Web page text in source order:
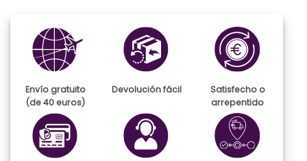
Envío gratuito
(de 40 euros)
Devolución fácil
Satisfecho o
arrepentido